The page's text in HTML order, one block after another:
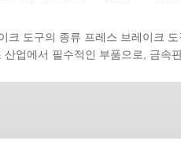
크 도구의 종류 프레스 브레이크
산업에서 필수적인 부품으로, 금속판
레이크 작업에서 가장 일반적이고